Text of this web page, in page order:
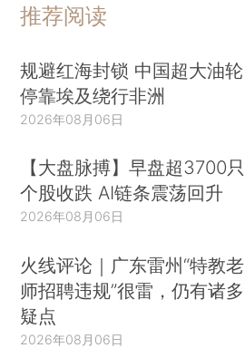
推荐阅读
规避红海封锁 中国超大油轮
停靠埃及绕行非洲
2026年08月06日
【大盘脉搏】早盘超3700只
个股收跌 AI链条震荡回升
2026年08月06日
火线评论｜广东雷州“特教老
师招聘违规”很雷，仍有诸多
疑点
2026年08月06日